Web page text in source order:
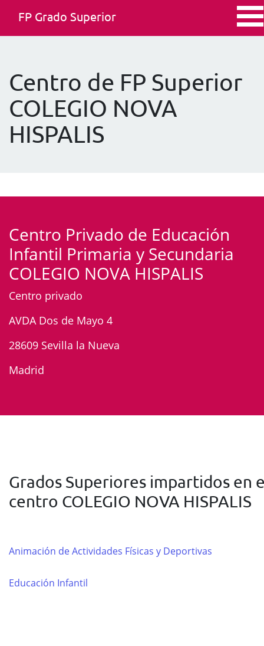
FP Grado Superior
Centro de FP Superior
COLEGIO NOVA
HISPALIS
Centro Privado de Educación
Infantil Primaria y Secundaria
COLEGIO NOVA HISPALIS
Centro privado
AVDA Dos de Mayo 4
28609 Sevilla la Nueva
Madrid
Grados Superiores impartidos en
centro COLEGIO NOVA HISPALIS
Animación de Actividades Físicas y Deportivas
Educación Infantil